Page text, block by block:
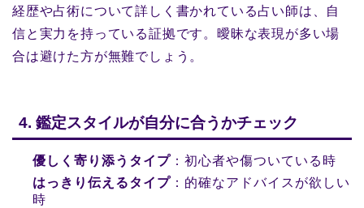
経歴や占術について詳しく書かれている占い師は、自
信と実力を持っている証拠です。曖昧な表現が多い場
合は避けた方が無難でしょう。
4. 鑑定スタイルが自分に合うかチェック
優しく寄り添うタイプ ：初心者や傷ついている時
はっきり伝えるタイプ ：的確なアドバイスが欲しい
時